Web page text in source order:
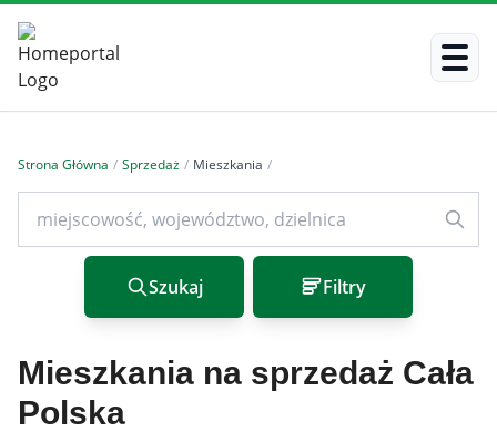
Strona Główna / Sprzedaż / Mieszkania /
Szukaj Filtry
Mieszkania na sprzedaż Cała
Polska